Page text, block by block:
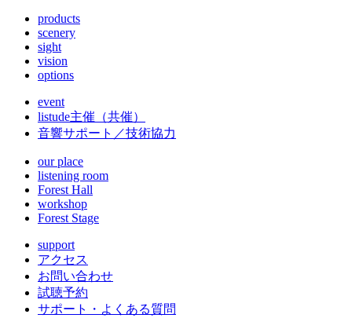
products
scenery
sight
vision
options
event
listude主催（共催）
音響サポート／技術協力
our place
listening room
Forest Hall
workshop
Forest Stage
support
アクセス
お問い合わせ
試聴予約
サポート・よくある質問